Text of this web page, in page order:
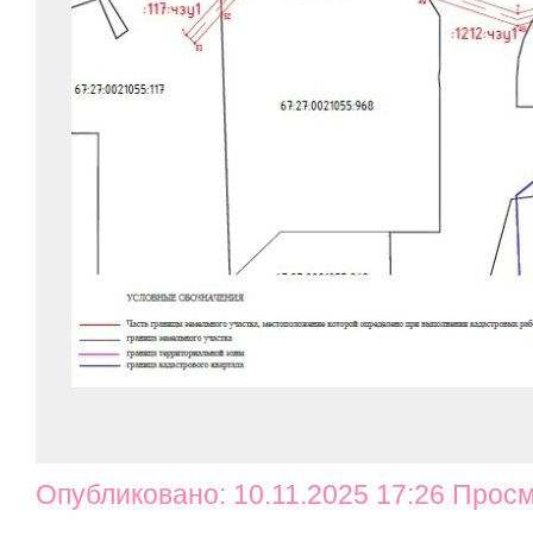
Опубликовано: 10.11.2025 17:26